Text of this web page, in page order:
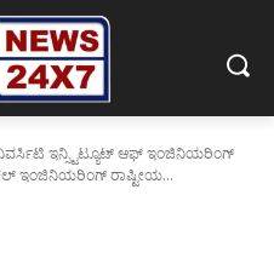
ಇನ್ಸ್ಟಿಟ್ಯೂಟ್ ಆಫ್ ಇಂಜಿನಿಯರಿಂಗ್
ಇಂಜಿನಿಯರಿಂಗ್ ರಾಷ್ಟೀಯ...